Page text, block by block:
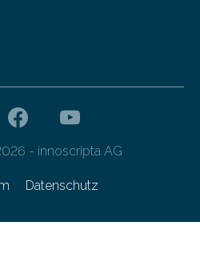
- innoscripta AG
Datenschutz